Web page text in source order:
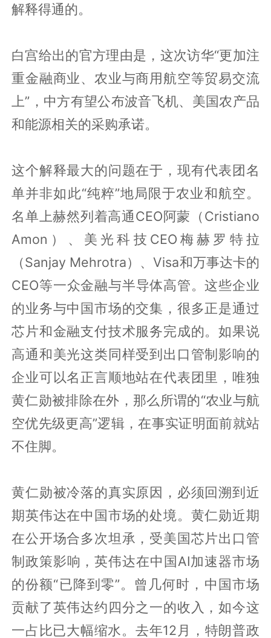
解释得通的。
白宫给出的官方理由是，这次访华“更加注
重金融商业、农业与商用航空等贸易交流
上”，中方有望公布波音飞机、美国农产品
和能源相关的采购承诺。
这个解释最大的问题在于，现有代表团名
单并非如此“纯粹”地局限于农业和航空。
名单上赫然列着高通CEO阿蒙（Cristiano
Amon）、美光科技CEO梅赫罗特拉
（Sanjay Mehrotra）、Visa和万事达卡的
CEO等一众金融与半导体高管。这些企业
的业务与中国市场的交集，很多正是通过
芯片和金融支付技术服务完成的。如果说
高通和美光这类同样受到出口管制影响的
企业可以名正言顺地站在代表团里，唯独
黄仁勋被排除在外，那么所谓的“农业与航
空优先级更高”逻辑，在事实证明面前就站
不住脚。
黄仁勋被冷落的真实原因，必须回溯到近
期英伟达在中国市场的处境。黄仁勋近期
在公开场合多次坦承，受美国芯片出口管
制政策影响，英伟达在中国AI加速器市场
的份额“已降到零”。曾几何时，中国市场
贡献了英伟达约四分之一的收入，如今这
一占比已大幅缩水。去年12月，特朗普政